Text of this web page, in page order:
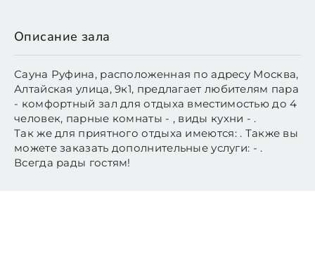
Описание зала
Сауна Руфина, расположенная по адресу Москва,
Алтайская улица, 9к1, предлагает любителям пара
- комфортный зал для отдыха вместимостью до 4
человек, парные комнаты - , виды кухни - .
Так же для приятного отдыха имеются: . Также вы
можете заказать дополнительные услуги: - .
Всегда рады гостям!